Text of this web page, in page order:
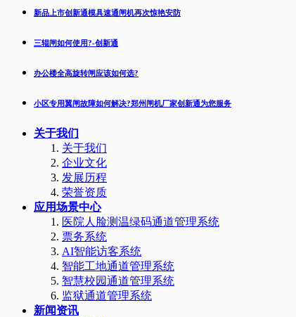
新品上市创新通模具速通闸机再次惊艳安防
三辊闸如何使用?-创新通
办公楼全高旋转闸应该如何选?
小区专用翼闸故障如何解决?郑州闸机厂家创新通为您服务
关于我们
关于我们
企业文化
发展历程
荣誉资质
应用场景中心
医院人脸测温绿码通道管理系统
票务系统
AI智能访客系统
智能工地通道管理系统
智慧校园通道管理系统
监狱通道管理系统
新闻资讯